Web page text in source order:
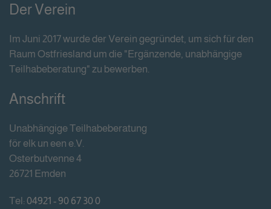
Der Verein
Im Juni 2017 wurde der Verein gegründet, um sich für den
Raum Ostfriesland um die "Ergänzende, unabhängige
Teilhabeberatung" zu bewerben.
Anschrift
Unabhängige Teilhabeberatung
för elk un een e.V.
Osterbutvenne 4
26721 Emden
Tel: 04921 - 90 67 30 0